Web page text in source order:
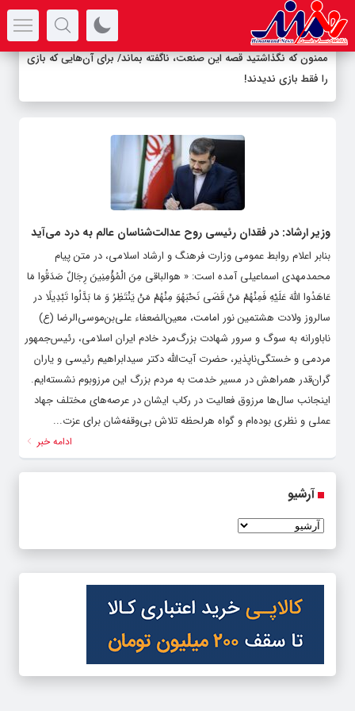
ممنون که نگذاشتید قصه این صنعت، ناگفته بماند/ برای آن‌هایی که بازی
را فقط بازی ندیدند!
وزیر ارشاد: در فقدان رئیسی روح عدالت‌شناسان عالم به درد می‌آید
بنابر اعلام روابط عمومی وزارت فرهنگ و ارشاد اسلامی، در متن پیام
محمدمهدی اسماعیلی آمده است: « هوالباقی مِنَ الْمُؤْمِنِینَ رِجَالٌ صَدَقُوا مَا
عَاهَدُوا اللَّهَ عَلَیْهِ فَمِنْهُمْ مَنْ قَضَی نَحْبَهُوَ مِنْهُمْ مَنْ یَنْتَظِرُ وَ مَا بَدَّلُوا تَبْدِیلًا در
سالروز ولادت هشتمین نور امامت، معین‌الضعفاء علی‌بن‌موسی‌الرضا (ع)
ناباورانه به سوگ و سرور شهادت بزرگ‌مرد خادم ایران اسلامی، رئیس‌جمهور
مردمی و خستگی‌ناپذیر، حضرت آیت‌الله دکتر سیدابراهیم رئیسی و یاران
گران‌قدر همراهش در مسیر خدمت به مردم بزرگ این مرزوبوم نشسته‌ایم.
اینجانب سال‌ها مرزوق فعالیت در رکاب ایشان در عرصه‌های مختلف جهاد
عملی و نظری بوده‌ام و گواه هرلحظه تلاش بی‌وقفه‌شان برای عزت...
ادامه خبر
آرشیو